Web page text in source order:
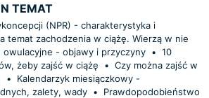
TEMAT
(NPR) - charakterystyka i
temat zachodzenia w ciążę. Wierzą w nie
owulacyjne - objawy i przyczyny • 10
żeby zajść w ciążę
• Czy można zajść w
•
Kalendarzyk miesiączkowy -
zalety, wady •
Prawdopodobieństwo